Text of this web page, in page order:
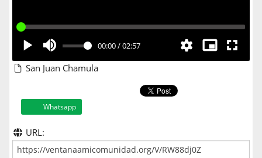
00:00/02:57
San Juan Chamula
Whatsapp
URL: